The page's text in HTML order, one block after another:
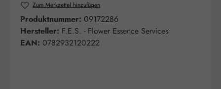
Zum Merkzettel hinzufügen
Produktnummer: 09172286
Hersteller: F.E.S. - Flower Essence Services
EAN: 0782932120222